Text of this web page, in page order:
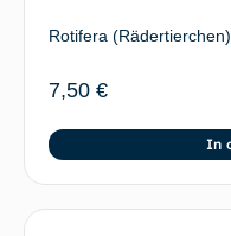
Rotifera
7,50 €
In